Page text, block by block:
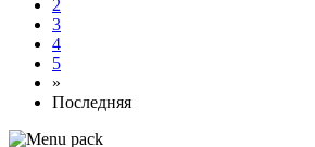
2
3
4
5
»
Последняя